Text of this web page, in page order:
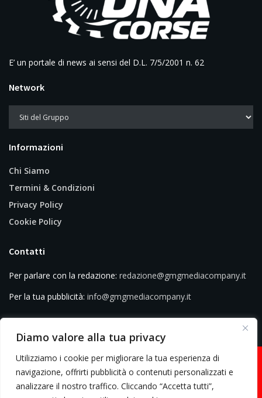
Diamo valore alla tua privacy
Utilizziamo i cookie per migliorare la tua esperienza di
navigazione, offrirti pubblicità o contenuti personalizzati e
analizzare il nostro traffico. Cliccando “Accetta tutti”,
E’ un portale di news ai sensi del D.L. 7/5/2001 n. 62
Network
Informazioni
Chi Siamo
Termini & Condizioni
Privacy Policy
Cookie Policy
Contatti
Per parlare con la redazione: redazione@gmgmediacompany.it
Per la tua pubblicità: info@gmgmediacompany.it